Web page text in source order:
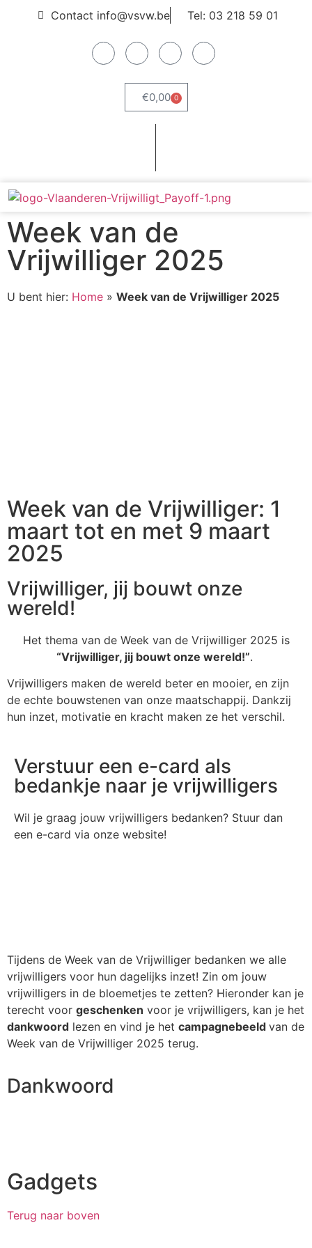
Contact info@vsvw.be Tel: 03 218 59 01
€0,00 0
Week van de
Vrijwilliger 2025
U bent hier: Home » Week van de Vrijwilliger 2025
Week van de Vrijwilliger: 1
maart tot en met 9 maart
2025
Vrijwilliger, jij bouwt onze
wereld!
Het thema van de Week van de Vrijwilliger 2025 is
“Vrijwilliger, jij bouwt onze wereld!”.
Vrijwilligers maken de wereld beter en mooier, en zijn
de echte bouwstenen van onze maatschappij. Dankzij
hun inzet, motivatie en kracht maken ze het verschil.
Verstuur een e-card als
bedankje naar je vrijwilligers
Wil je graag jouw vrijwilligers bedanken? Stuur dan
een e-card via onze website!
Tijdens de Week van de Vrijwilliger bedanken we alle
vrijwilligers voor hun dagelijks inzet! Zin om jouw
vrijwilligers in de bloemetjes te zetten? Hieronder kan je
terecht voor geschenken voor je vrijwilligers, kan je het
dankwoord lezen en vind je het campagnebeeld van de
Week van de Vrijwilliger 2025 terug.
Dankwoord
Gadgets
Terug naar boven